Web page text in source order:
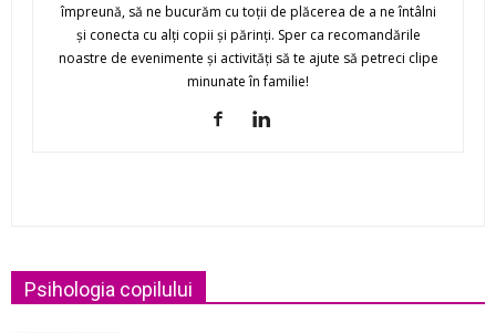
împreună, să ne bucurăm cu toţii de plăcerea de a ne întâlni
şi conecta cu alţi copii şi părinţi. Sper ca recomandările
noastre de evenimente şi activităţi să te ajute să petreci clipe
minunate în familie!
Psihologia copilului